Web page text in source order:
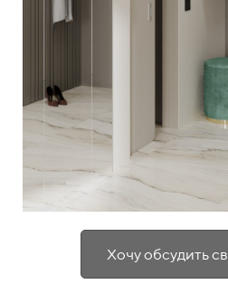
Хочу обсудить